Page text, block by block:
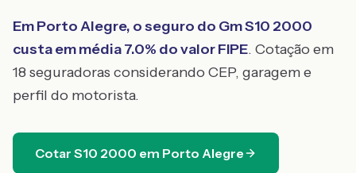
EmPorto Alegre, o seguro do GmS10 2000
custa em média7.0% do valor FIPE. Cotação em
18 seguradoras considerando CEP, garagem e
perfil do motorista.
Cotar S10 2000 em Porto Alegre